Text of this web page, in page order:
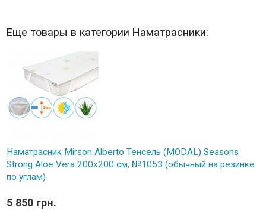
Еще товары в категории Наматрасники:
Наматрасник Mirson Alberto Тенсель (MODAL) Seasons
Strong Aloe Vera 200x200 см, №1053 (обычный на резинке
по углам)
5 850 грн.